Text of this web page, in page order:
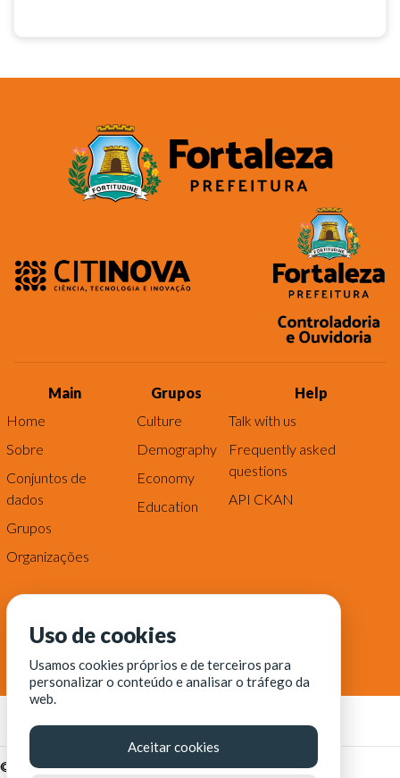
Main
Home
Sobre
Conjuntos de
dados
Grupos
Organizações
Grupos
Culture
Demography
Economy
Education
Help
Talk with us
Frequently asked
questions
API CKAN
© Fortaleza Digital || CITINOVA - Fundação de Ciência,
Uso de cookies
Usamos cookies próprios e de terceiros para
personalizar o conteúdo e analisar o tráfego da
web.
Aceitar cookies